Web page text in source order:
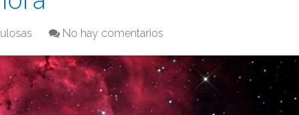
No hay comentarios